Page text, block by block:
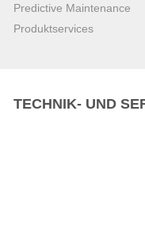
Predictive Maintenance
Produktservices
TECHNIK- UND